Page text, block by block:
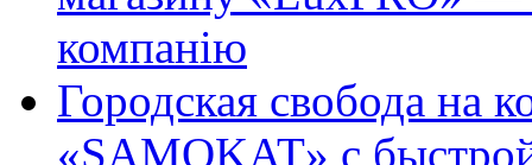
компанію
Городская свобода на
«SAMOKAT» с